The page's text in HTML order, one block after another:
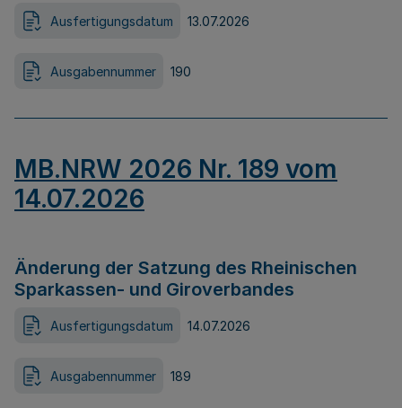
Ausfertigungsdatum 13.07.2026
Ausgabennummer 190
MB.NRW 2026 Nr. 189 vom
14.07.2026
Änderung der Satzung des Rheinischen
Sparkassen- und Giroverbandes
Ausfertigungsdatum 14.07.2026
Ausgabennummer 189